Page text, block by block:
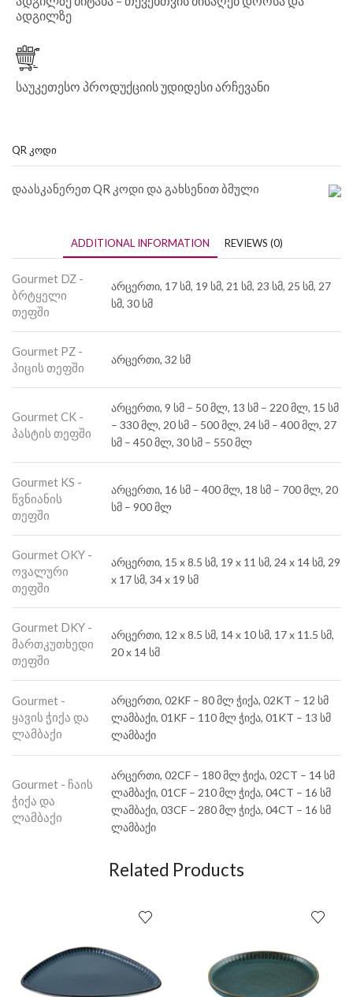
ადგილზე
საუკეთესო პროდუქციის უდიდესი არჩევანი
QR ᲙᲝᲓᲘ
დაასკანერეთ QR კოდი და გახსენით ბმული
ADDITIONAL INFORMATION REVIEWS (0)
Gourmet DZ -
ბრტყელი
თეფში
არცერთი, 17 სმ, 19 სმ, 21 სმ, 23 სმ, 25 სმ, 27
სმ, 30 სმ
Gourmet PZ -
პიცის თეფში
არცერთი, 32 სმ
Gourmet CK -
პასტის თეფში
არცერთი, 9 სმ – 50 მლ, 13 სმ – 220 მლ, 15 სმ
– 330 მლ, 20 სმ – 500 მლ, 24 სმ – 400 მლ, 27
სმ – 450 მლ, 30 სმ – 550 მლ
Gourmet KS -
წვნიანის
თეფში
არცერთი, 16 სმ – 400 მლ, 18 სმ – 700 მლ, 20
სმ – 900 მლ
Gourmet OKY -
ოვალური
თეფში
არცერთი, 15 x 8.5 სმ, 19 x 11 სმ, 24 x 14 სმ, 29
x 17 სმ, 34 x 19 სმ
Gourmet DKY -
მართკუთხედი
თეფში
არცერთი, 12 x 8.5 სმ, 14 x 10 სმ, 17 x 11.5 სმ,
20 x 14 სმ
Gourmet -
ყავის ჭიქა და
ლამბაქი
არცერთი, 02KF – 80 მლ ჭიქა, 02KT – 12 სმ
ლამბაქი, 01KF – 110 მლ ჭიქა, 01KT – 13 სმ
ლამბაქი
Gourmet - ჩაის
ჭიქა და
ლამბაქი
არცერთი, 02CF – 180 მლ ჭიქა, 02CT – 14 სმ
ლამბაქი, 01CF – 210 მლ ჭიქა, 04CT – 16 სმ
ლამბაქი, 03CF – 280 მლ ჭიქა, 04CT – 16 სმ
ლამბაქი
Related Products